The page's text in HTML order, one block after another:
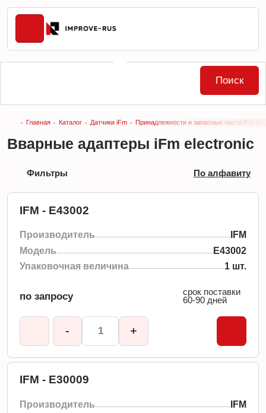
Главная Каталог Датчики iFm Принадлежности и запасные части iFm
Вварные адаптеры iFm electronic
Фильтры По алфавиту
IFM - E43002
Производитель
IFM
Модель
E43002
Упаковочная величина
1 шт.
по запросу
срок поставки
60-90 дней
- +
IFM - E30009
Производитель
IFM
Поиск